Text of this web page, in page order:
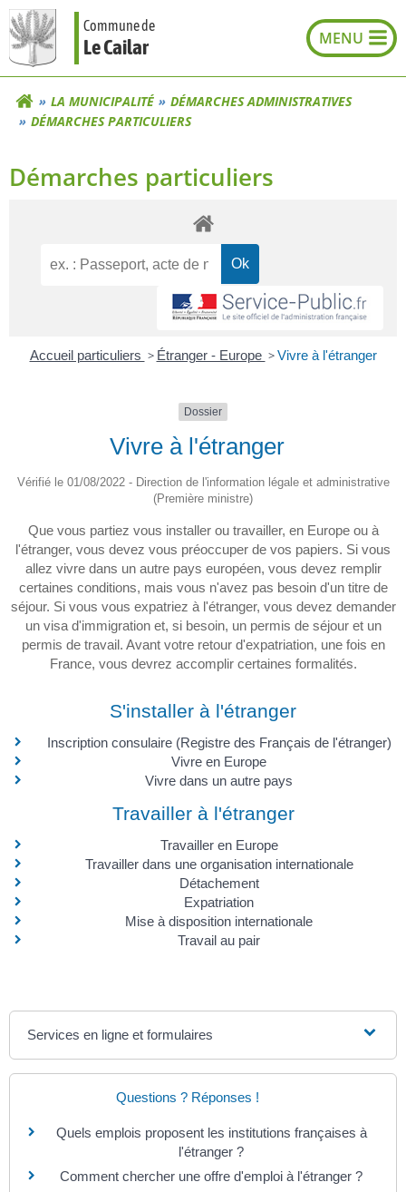
Aller
au
contenu
Commune de
Le Cailar
LA MUNICIPALITÉ
DÉMARCHES ADMINISTRATIVES
DÉMARCHES PARTICULIERS
Démarches particuliers
Accueil particuliers > Étranger - Europe > Vivre à l'étranger
Dossier
Vivre à l'étranger
Vérifié le 01/08/2022 - Direction de l'information légale et administrative
(Première ministre)
Que vous partiez vous installer ou travailler, en Europe ou à
l'étranger, vous devez vous préoccuper de vos papiers. Si vous
allez vivre dans un autre pays européen, vous devez remplir
certaines conditions, mais vous n'avez pas besoin d'un titre de
séjour. Si vous vous expatriez à l'étranger, vous devez demander
un visa d'immigration et, si besoin, un permis de séjour et un
permis de travail. Avant votre retour d'expatriation, une fois en
France, vous devrez accomplir certaines formalités.
S'installer à l'étranger
Inscription consulaire (Registre des Français de l'étranger)
Vivre en Europe
Vivre dans un autre pays
Travailler à l'étranger
Travailler en Europe
Travailler dans une organisation internationale
Détachement
Expatriation
Mise à disposition internationale
Travail au pair
Services en ligne et formulaires
Questions ? Réponses !
Quels emplois proposent les institutions françaises à
l'étranger ?
Comment chercher une offre d'emploi à l'étranger ?